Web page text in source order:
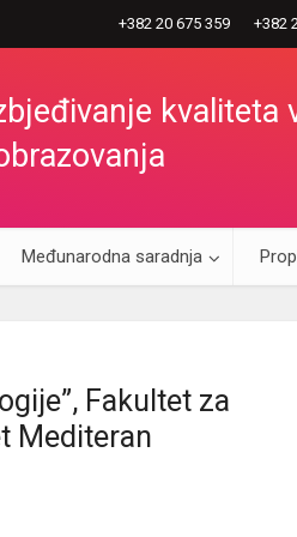
+382 20 675 359 +382
kvaliteta
Međunarodna saradnja
Fakultet za
Mediteran